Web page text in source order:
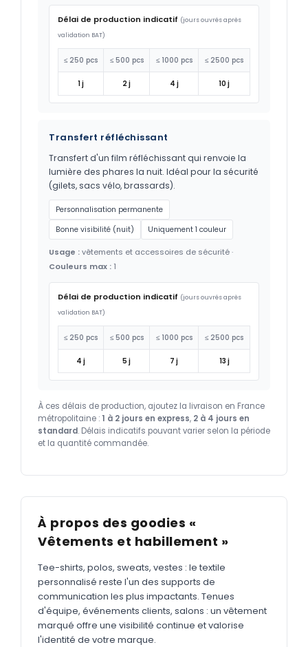
Délai de production indicatif (jours ouvrés après
validation BAT)
≤ 250 pcs ≤ 500 pcs ≤ 1000 pcs ≤ 2500 pcs
1 j 2 j 4 j 10 j
Transfert réfléchissant
Transfert d'un film réfléchissant qui renvoie la
lumière des phares la nuit. Idéal pour la sécurité
(gilets, sacs vélo, brassards).
Personnalisation permanente
Bonne visibilité (nuit)
Uniquement 1 couleur
Usage :vêtements et accessoires de sécurité ·
Couleurs max : 1
Délai de production indicatif (jours ouvrés après
validation BAT)
≤ 250 pcs ≤ 500 pcs ≤ 1000 pcs ≤ 2500 pcs
4 j 5 j 7 j 13 j
À ces délais de production, ajoutez la livraison en France
métropolitaine : 1 à 2 jours en express, 2 à 4 jours en
standard. Délais indicatifs pouvant varier selon la période
et la quantité commandée.
À propos des goodies «
Vêtements et habillement »
Tee-shirts, polos, sweats, vestes : le textile
personnalisé reste l'un des supports de
communication les plus impactants. Tenues
d'équipe, événements clients, salons : un vêtement
marqué offre une visibilité continue et valorise
l'identité de votre marque.